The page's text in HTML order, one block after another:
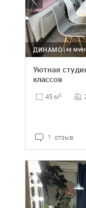
(48
ДИНАМО
Уютная
классов
45 м2
1 отзыв